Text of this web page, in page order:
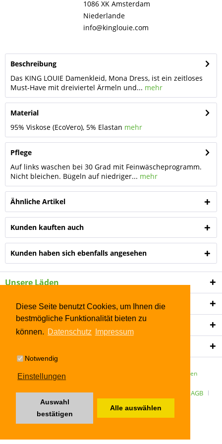
Diese Seite benutzt Cookies, um Ihnen die
bestmögliche Funktionalität bieten zu
können. Datenschutz Impressum
Notwendig
Einstellungen
Auswahl
bestätigen
Alle auswählen
1086 XK Amsterdam
Niederlande
info@kinglouie.com
Beschreibung
Das KING LOUIE Damenkleid, Mona Dress, ist ein zeitloses
Must-Have mit dreiviertel Ärmeln und... mehr
Material
95% Viskose (EcoVero), 5% Elastan mehr
Pflege
Auf links waschen bei 30 Grad mit Feinwäscheprogramm.
Nicht bleichen. Bügeln auf niedriger... mehr
Ähnliche Artikel
Kunden kauften auch
Kunden haben sich ebenfalls angesehen
Unsere Läden
Shop Service
Informationen
* Alle Preise inkl. gesetzl. Mehrwertsteuer zzgl. Versandkosten
ÜBER UNS Kontakt Datenschutz
AGB
Impressum